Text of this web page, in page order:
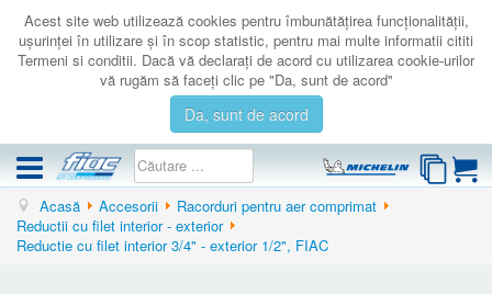
Acest site web utilizează cookies pentru îmbunătăţirea funcţionalităţii,
uşurinţei în utilizare şi în scop statistic, pentru mai multe informatii cititi
Termeni si conditii. Dacă vă declaraţi de acord cu utilizarea cookie-urilor
vă rugăm să faceţi clic pe "Da, sunt de acord"
Da, sunt de acord
COMPRESOARE
ACCESORII
Acasă Accesorii
Racorduri pentru aer comprimat
Reductii cu filet interior - exterior
Reductie cu filet interior 3/4" - exterior 1/2", FIAC